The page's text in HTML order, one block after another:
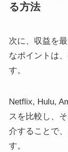
る方法
次に、収益を
なポイントは
す。
Netflix, Hulu,
スを比較し、
介することで
す。